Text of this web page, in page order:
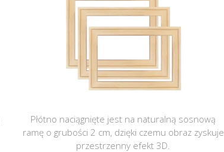
Płótno naciągnięte jest na naturalną sosnową
ramę o grubości 2 cm, dzięki czemu obraz zyskuje
przestrzenny efekt 3D.